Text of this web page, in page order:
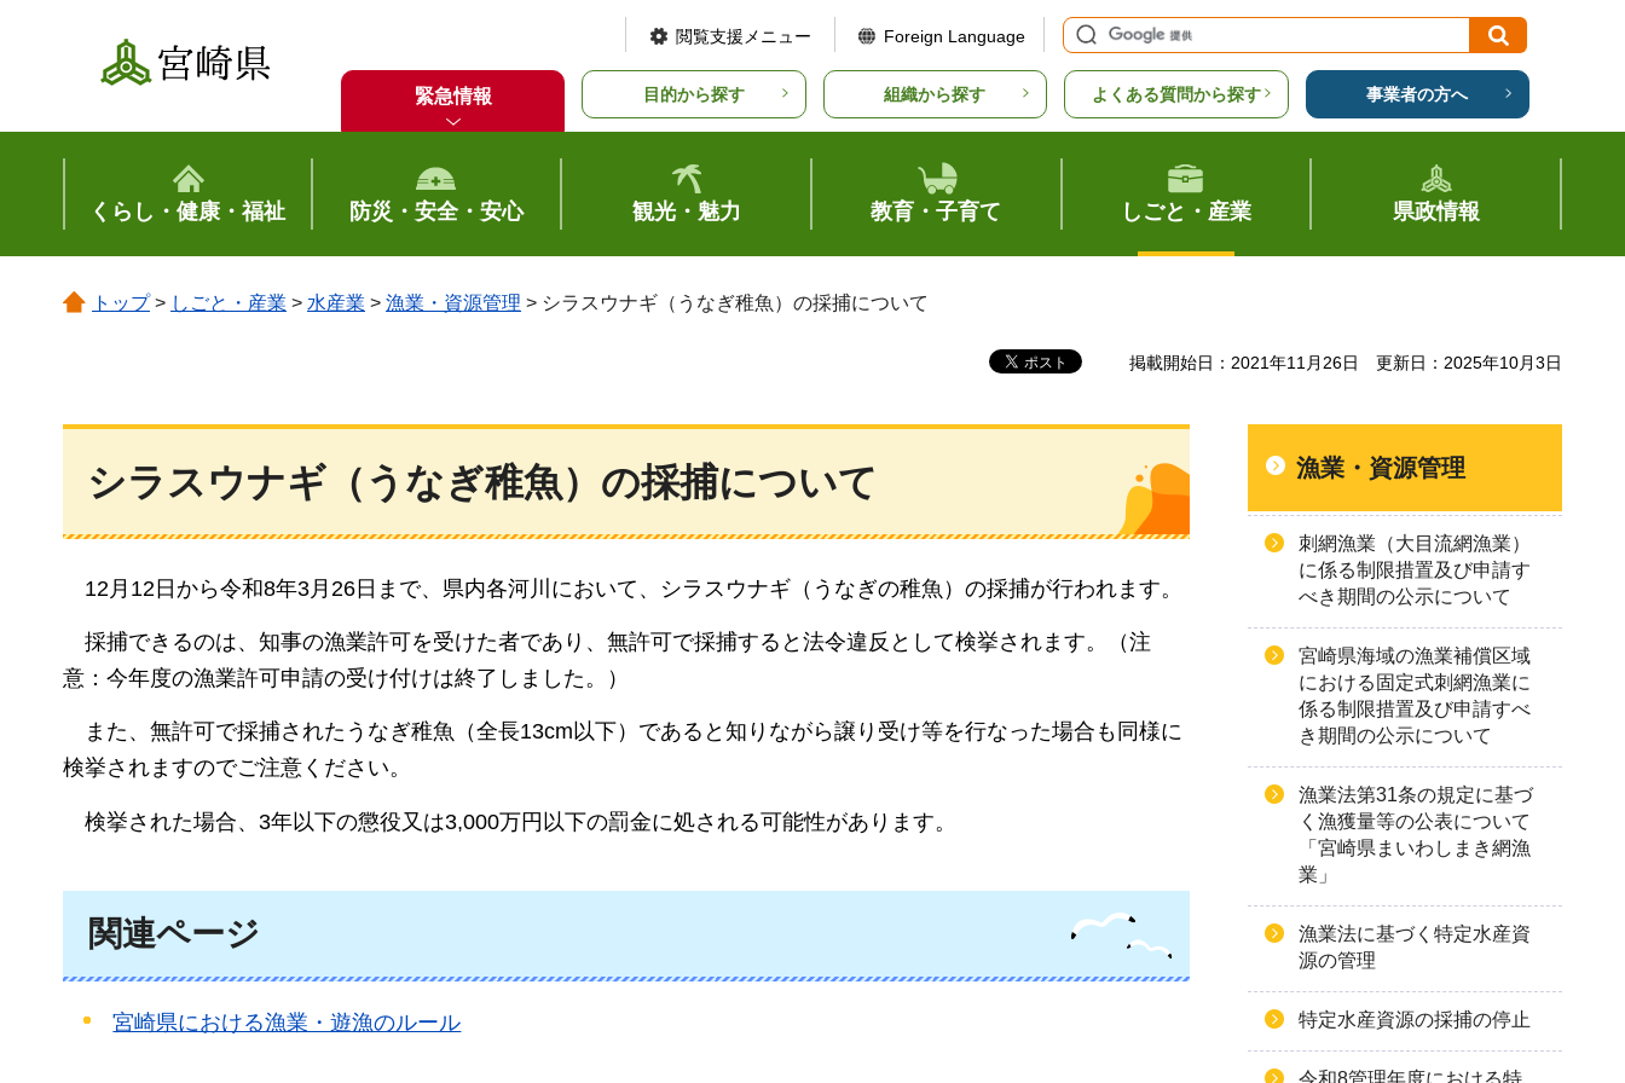
宮崎県
閲覧支援メニュー Foreign Language
緊急情報 目的から探す 組織から探す よくある質問から探す 事業者の方へ
くらし・健康・福祉 防災・安全・安心 観光・魅力 教育・子育て しごと・産業 県政情報
トップ> しごと・産業 > 水産業 > 漁業・資源管理 > シラスウナギ（うなぎ稚魚）の採捕について
掲載開始日：2021年11月26日 更新日：2025年10月3日
シラスウナギ（うなぎ稚魚）の採捕について
12月12日から令和8年3月26日まで、県内各河川において、シラスウナギ（うなぎの稚魚）の採捕が行われます。
採捕できるのは、知事の漁業許可を受けた者であり、無許可で採捕すると法令違反として検挙されます。（注
意：今年度の漁業許可申請の受け付けは終了しました。）
また、無許可で採捕されたうなぎ稚魚（全長13cm以下）であると知りながら譲り受け等を行なった場合も同様に
検挙されますのでご注意ください。
検挙された場合、3年以下の懲役又は3,000万円以下の罰金に処される可能性があります。
関連ページ
宮崎県における漁業・遊漁のルール
漁業・資源管理
刺網漁業（大目流網漁業）
に係る制限措置及び申請す
べき期間の公示について
宮崎県海域の漁業補償区域
における固定式刺網漁業に
係る制限措置及び申請すべ
き期間の公示について
漁業法第31条の規定に基づ
く漁獲量等の公表について
「宮崎県まいわしまき網漁
業」
漁業法に基づく特定水産資
源の管理
特定水産資源の採捕の停止
令和8管理年度における特